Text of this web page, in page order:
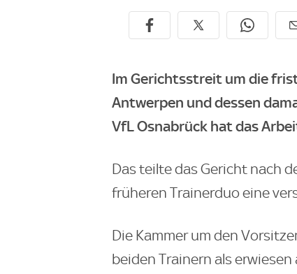
Im Gerichtsstreit um die
Antwerpen und dessen
VfL Osnabrück hat das
Das teilte das Gericht nach
früheren Trainerduo eine
Die Kammer um den
beiden Trainern als